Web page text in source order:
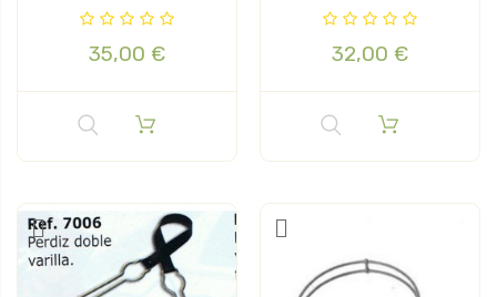
35,00 € 32,00 €